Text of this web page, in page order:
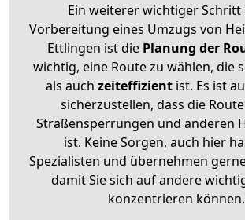
Ein weiterer wichtiger Schritt
Vorbereitung eines Umzugs von
Ettlingen ist diePlanung der
wichtig, eine Route zu wählen, die
als auch zeiteffizientist. Es ist
sicherzustellen, dass die
Straßensperrungen und anderen
ist. Keine Sorgen, auch hier
Spezialisten und übernehmen
damit Sie sich auf andere
konzentrieren können.